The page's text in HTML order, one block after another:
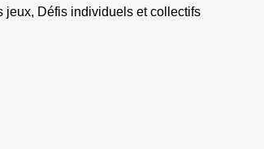
jeux, Défis individuels et collectifs